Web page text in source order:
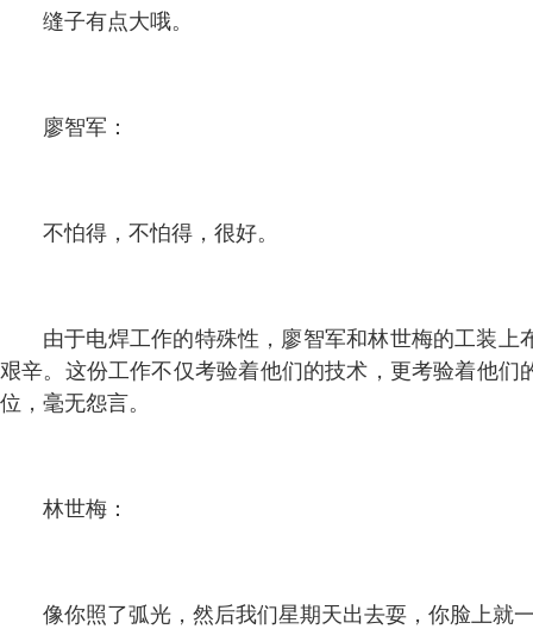
缝子有点大哦。
廖智军：
不怕得，不怕得，很好。
由于电焊工作的特殊性，廖智军和林世梅的工装
艰辛。这份工作不仅考验着他们的技术，更考验着他
位，毫无怨言。
林世梅：
像你照了弧光，然后我们星期天出去耍，你脸上就